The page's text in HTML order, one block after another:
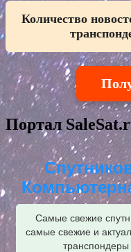
Количество
Портал
Самые свежие
самые свежие и
транспондеры